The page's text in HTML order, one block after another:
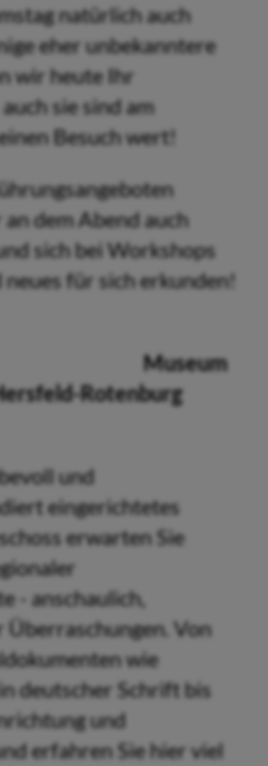
natürlich auch
eher unbekanntere
wir heute Ihr
sie sind am
Besuch wert!
dem Abend auch
sich bei Workshops
für sich erkunden!
Museum
Rotenburg
und
eingerichtetes
erwarten Sie
- anschaulich,
Von
wie
deutscher Schrift bis
und
erfahren Sie hier viel